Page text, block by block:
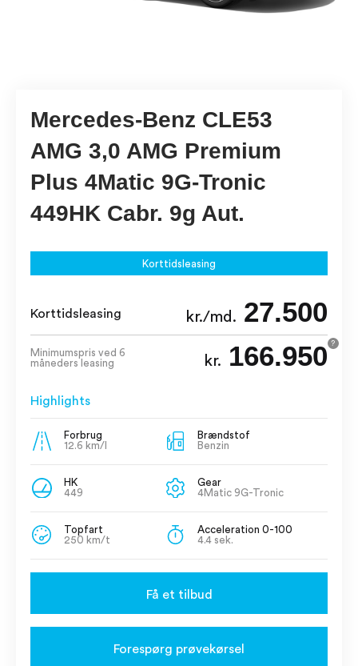
Mercedes-Benz CLE53
AMG 3,0 AMG Premium
Plus 4Matic 9G-Tronic
449HK Cabr. 9g Aut.
Korttidsleasing
Korttidsleasing kr./md. 27.500
Minimumspris ved 6
måneders leasing
kr. 166.950 ?
Highlights
Forbrug
12.6 km/l
Brændstof
Benzin
HK
449
Gear
4Matic 9G-Tronic
Topfart
250 km/t
Acceleration 0-100
4.4 sek.
Få et tilbud
Forespørg prøvekørsel